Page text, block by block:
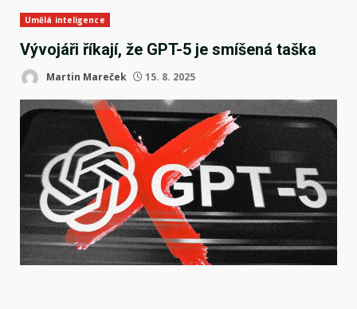
Umělá inteligence
Vývojáři říkají, že GPT-5 je smíšená taška
Martin Mareček 15. 8. 2025